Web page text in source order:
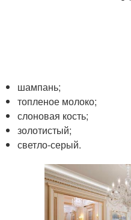
шампань;
топленое молоко;
слоновая кость;
золотистый;
светло-серый.